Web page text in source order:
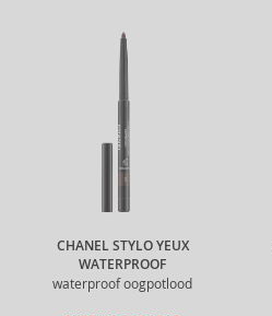
CHANEL STYLO YEUX
WATERPROOF
waterproof oogpotlood